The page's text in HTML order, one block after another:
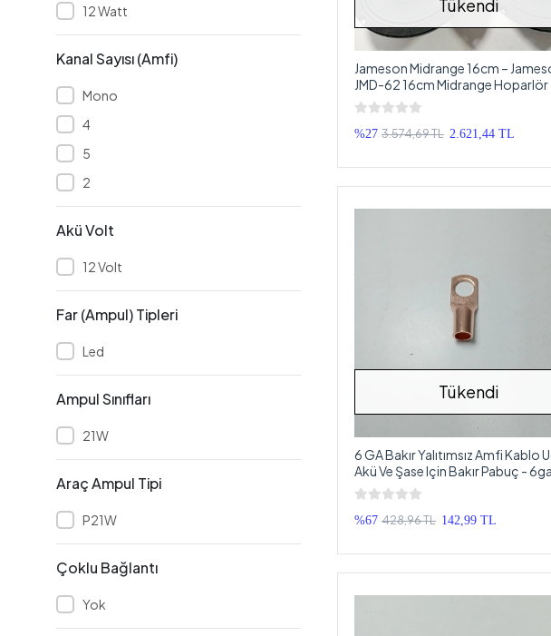
KİNGWİN
Leone
LİNKTECH
MACOUSTİC
Mag Batteries
Magnatech
Mikado
MUSİCA
Philips
PİRANHA
12 Watt
Kanal Sayısı (Amfi)
Mono
4
5
2
Akü Volt
12 Volt
Far (Ampul) Tipleri
Led
Ampul Sınıfları
21W
Araç Ampul Tipi
P21W
Çoklu Bağlantı
Yok
Tükendi
Jameson Midrange 16cm –
JMD-62 16cm Midrange Hoparlör
%27 3.574,69 TL 2.621,44 TL
Tükendi
6 GA Bakır Yalıtımsız Amfi Kablo
Akü Ve Şase Için Bakır Pabuç - 6ga Amfi
Güç Kablosu Ucu – 1 Adet
%67 428,96 TL 142,99 TL